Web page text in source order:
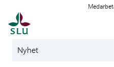
Nyhet